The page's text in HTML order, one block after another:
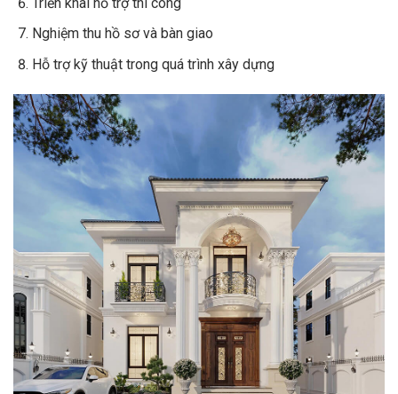
Nghiệm thu hồ sơ và bàn giao
Hỗ trợ kỹ thuật trong quá trình xây dựng